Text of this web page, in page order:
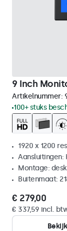
9 Inch
Artikelnummer:
100+ stuks
1920 x 1200
Aansluitingen:
Montage:
Buitenmaat:
€ 279,00
€ 337,59 incl.